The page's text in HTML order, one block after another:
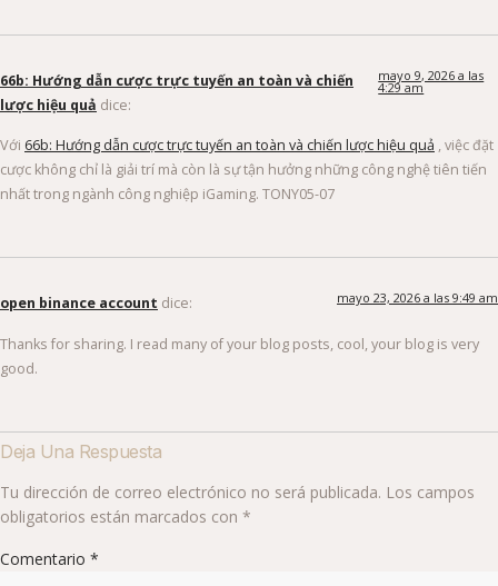
66b: Hướng dẫn cược trực tuyến an toàn và chiến
lược hiệu quả dice:
mayo 9, 2026 a las
4:29 am
Với 66b: Hướng dẫn cược trực tuyến an toàn và chiến lược hiệu quả , việc đặt
cược không chỉ là giải trí mà còn là sự tận hưởng những công nghệ tiên tiến
nhất trong ngành công nghiệp iGaming. TONY05-07
open binance account dice: mayo 23, 2026 a las 9:49 am
Thanks for sharing. I read many of your blog posts, cool, your blog is very
good.
Deja Una Respuesta
Tu dirección de correo electrónico no será publicada. Los campos
obligatorios están marcados con *
Comentario *